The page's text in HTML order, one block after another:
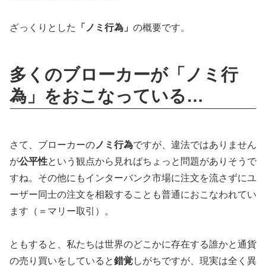
ざっくりとした 「ノミ行為」 の概要です。
多くのブローカーが「ノミ行
為」をおこなっている…
さて、ブローカーの ノミ行為ですが、違法ではありません
が公平性という観点から見ればちょっと問題がありそうで
すね。その他にもインターバンク市場に注文を流さずにユ
ーザー同士の注文を相殺することも普通におこなわれてい
ます（＝マリー取引）。
ともすると、私たちは世界のどこかに存在する誰かと通貨
の売り買いをしていると錯覚しがちですが、現実は全く異